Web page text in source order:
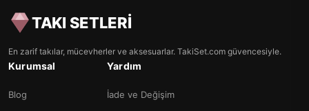
TAKI SETLERİ
En zarif takılar, mücevherler ve aksesuarlar. TakiSet.com güvencesiyle.
Kurumsal
Blog
Yardım
İade ve Değişim